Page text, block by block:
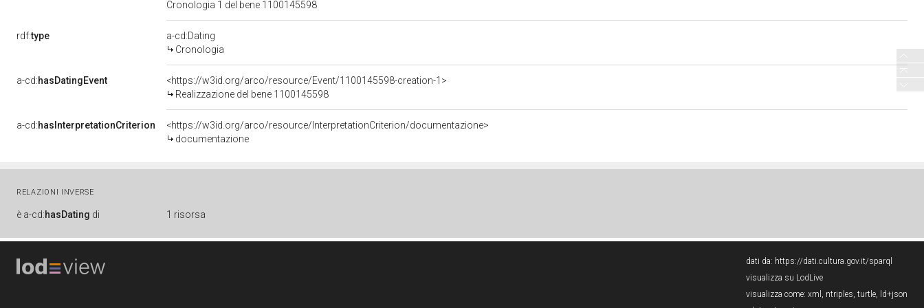
Cronologia 1 del bene 1100145598
rdf:type
a-cd:Dating
Cronologia
a-cd:hasDatingEvent
<https://w3id.org/arco/resource/Event/1100145598-creation-1>
Realizzazione del bene 1100145598
a-cd:hasInterpretationCriterion
<https://w3id.org/arco/resource/InterpretationCriterion/documentazione>
documentazione
RELAZIONI INVERSE
è a-cd:hasDating di 1 risorsa
dati da: https://dati.cultura.gov.it/sparql
visualizza su LodLive
visualizza come: xml , ntriples, turtle, ld+json